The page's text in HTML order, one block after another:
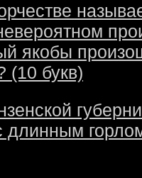
якобы
(10 букв)
длинным